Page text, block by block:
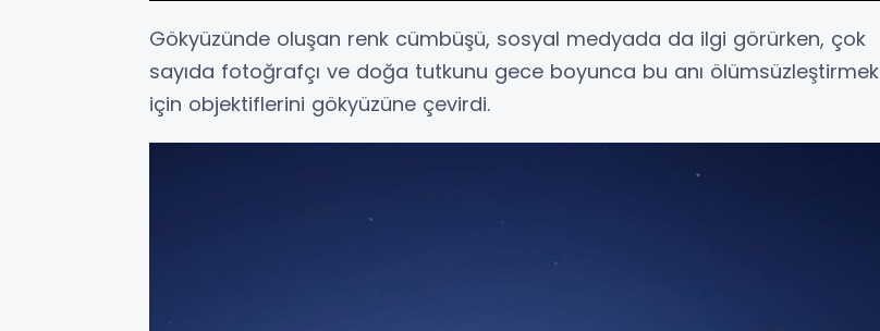
Gökyüzünde oluşan renk cümbüşü, sosyal medyada da ilgi görürken, çok
sayıda fotoğrafçı ve doğa tutkunu gece boyunca bu anı ölümsüzleştirmek
için objektiflerini gökyüzüne çevirdi.